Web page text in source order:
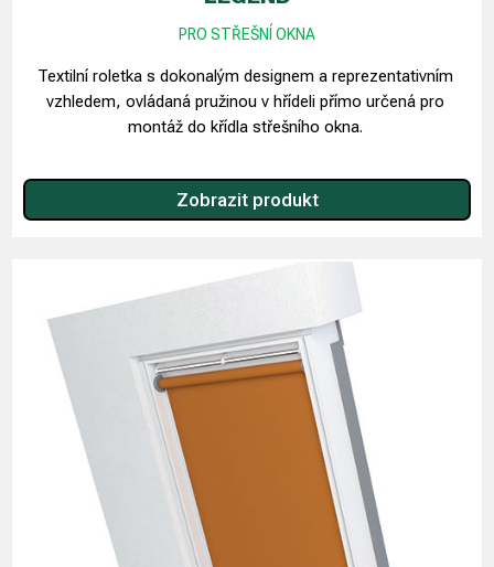
PRO STŘEŠNÍ OKNA
Textilní roletka s dokonalým designem a reprezentativním
vzhledem, ovládaná pružinou v hřídeli přímo určená pro
montáž do křídla střešního okna.
Zobrazit produkt